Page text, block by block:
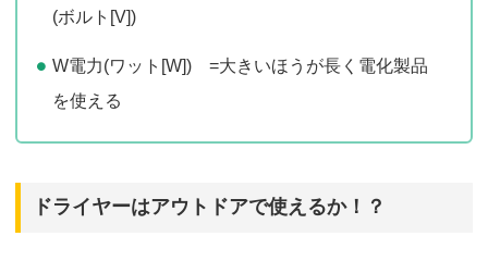
(ボルト[V])
W電力(ワット[W]) =大きいほうが長く電化製品
を使える
ドライヤーはアウトドアで使えるか！？